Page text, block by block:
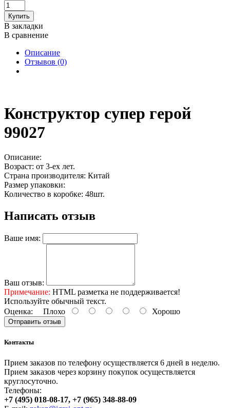
Купить
В закладки
В сравнение
Описание
Отзывов (0)
Конструктор супер герой
99027
Описание:
Возраст: от 3-ех лет.
Страна производителя: Китай
Размер упаковки:
Количество в коробке: 48шт.
Написать отзыв
Ваше имя:
Ваш отзыв:
Примечание: HTML разметка не поддерживается!
Используйте обычный текст.
Оценка: Плохо Хорошо
Отправить отзыв
Контакты
Прием заказов по телефону осуществляется 6 дней в неделю.
Прием заказов через корзину покупок осуществляется
круглосуточно.
Телефоны:
+7 (495) 018-08-17, +7 (965) 348-88-09